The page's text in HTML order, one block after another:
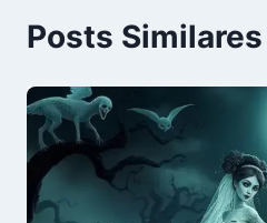
Posts Similares